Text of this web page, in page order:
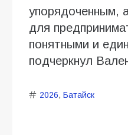
упорядоченным,
для
понятными и
подчеркнул
2026, Батайск